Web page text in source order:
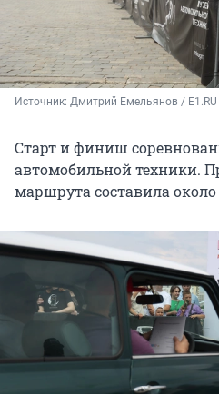
Источник: Дмитрий Емельянов / E1.RU
Старт и финиш
автомобильной техники.
маршрута составила